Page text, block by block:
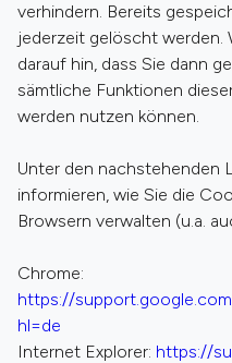
verhindern. Bereits
jederzeit gelöscht werden.
darauf hin, dass Sie dann
sämtliche Funktionen
werden nutzen können.
Unter den nachstehenden
informieren, wie Sie die
Browsern verwalten (u.a.
Chrome:
https://
hl=de
Internet Explorer: https://